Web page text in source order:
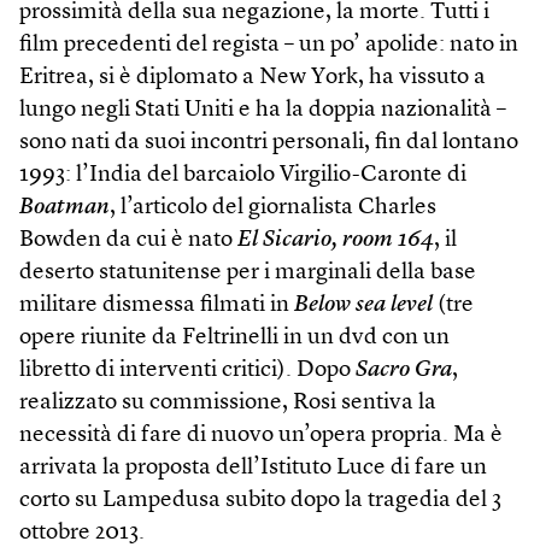
prossimità della sua negazione, la morte. Tutti i
film precedenti del regista – un po’ apolide: nato in
Eritrea, si è diplomato a New York, ha vissuto a
lungo negli Stati Uniti e ha la doppia nazionalità –
sono nati da suoi incontri personali, fin dal lontano
1993: l’India del barcaiolo Virgilio-Caronte di
Boatman, l’articolo del giornalista Charles
Bowden da cui è nato El Sicario, room 164, il
deserto statunitense per i marginali della base
militare dismessa filmati in Below sea level (tre
opere riunite da Feltrinelli in un dvd con un
libretto di interventi critici). Dopo Sacro Gra,
realizzato su commissione, Rosi sentiva la
necessità di fare di nuovo un’opera propria. Ma è
arrivata la proposta dell’Istituto Luce di fare un
corto su Lampedusa subito dopo la tragedia del 3
ottobre 2013.